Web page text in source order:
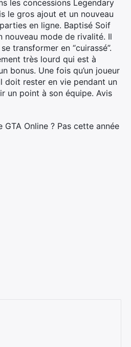
les concessions Legendary
le gros ajout et un nouveau
en ligne. Baptisé Soif
nouveau mode de rivalité. Il
transformer en “cuirassé”.
très lourd qui est à
bonus. Une fois qu’un joueur
doit rester en vie pendant un
un point à son équipe. Avis
GTA Online ? Pas cette année
×